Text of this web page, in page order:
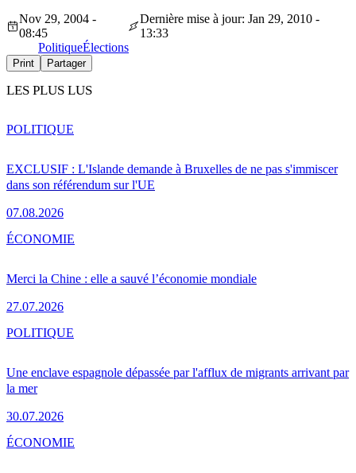
Nov 29, 2004 -
08:45
Dernière mise à jour: Jan 29, 2010 -
13:33
PolitiqueÉlections
Print Partager
LES PLUS LUS
EXCLUSIF : L'Islande demande à Bruxelles de ne pas s'immiscer
dans son référendum sur l'UE
07.08.2026
POLITIQUE
Merci la Chine : elle a sauvé l’économie mondiale
27.07.2026
ÉCONOMIE
Une enclave espagnole dépassée par l'afflux de migrants arrivant par
la mer
30.07.2026
POLITIQUE
ÉCONOMIE